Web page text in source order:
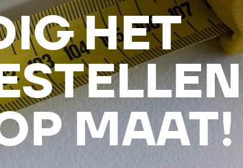
HET
MAAT!